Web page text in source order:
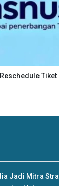
Tiket
Jadi Mitra